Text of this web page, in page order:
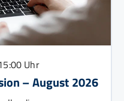
Uhr
– August 2026